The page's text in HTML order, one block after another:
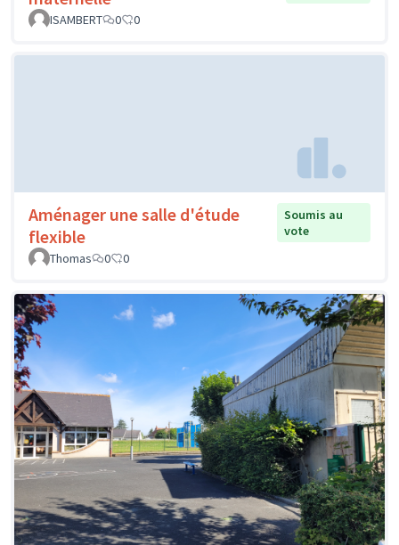
ISAMBERT
0 0
Aménager une salle d'étude
flexible
Soumis au
vote
Thomas
0 0